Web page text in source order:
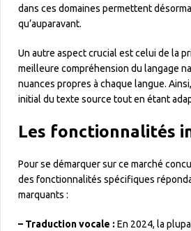
dans ces domaines permettent
qu’auparavant.
Un autre aspect crucial est celui de la
meilleure compréhension du langage
nuances propres à chaque langue.
initial du texte source tout en étant
Les fonctionnalités
Pour se démarquer sur ce marché
des fonctionnalités spécifiques
marquants :
– Traduction vocale : En 2024, la